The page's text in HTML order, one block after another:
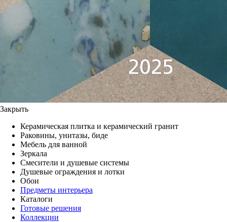
Закрыть
Керамическая плитка и керамический гранит
Раковины, унитазы, биде
Мебель для ванной
Зеркала
Смесители и душевые системы
Душевые ограждения и лотки
Обои
Предметы интерьера
Каталоги
Готовые решения
Коллекции